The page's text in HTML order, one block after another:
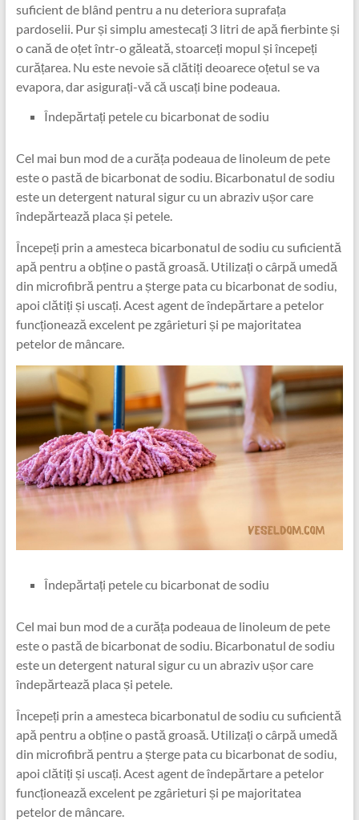
suficient de blând pentru a nu deteriora suprafața
pardoselii. Pur și simplu amestecați 3 litri de apă fierbinte și
o cană de oțet într-o găleată, stoarceți mopul și începeți
curățarea. Nu este nevoie să clătiți deoarece oțetul se va
evapora, dar asigurați-vă că uscați bine podeaua.
Îndepărtați petele cu bicarbonat de sodiu
Cel mai bun mod de a curăța podeaua de linoleum de pete
este o pastă de bicarbonat de sodiu. Bicarbonatul de sodiu
este un detergent natural sigur cu un abraziv ușor care
îndepărtează placa și petele.
Începeți prin a amesteca bicarbonatul de sodiu cu suficientă
apă pentru a obține o pastă groasă. Utilizați o cârpă umedă
din microfibră pentru a șterge pata cu bicarbonat de sodiu,
apoi clătiți și uscați. Acest agent de îndepărtare a petelor
funcționează excelent pe zgârieturi și pe majoritatea
petelor de mâncare.
Îndepărtați petele cu bicarbonat de sodiu
Cel mai bun mod de a curăța podeaua de linoleum de pete
este o pastă de bicarbonat de sodiu. Bicarbonatul de sodiu
este un detergent natural sigur cu un abraziv ușor care
îndepărtează placa și petele.
Începeți prin a amesteca bicarbonatul de sodiu cu suficientă
apă pentru a obține o pastă groasă. Utilizați o cârpă umedă
din microfibră pentru a șterge pata cu bicarbonat de sodiu,
apoi clătiți și uscați. Acest agent de îndepărtare a petelor
funcționează excelent pe zgârieturi și pe majoritatea
petelor de mâncare.